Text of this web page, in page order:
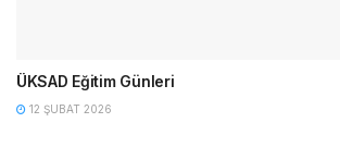
ÜKSAD Eğitim Günleri
12 ŞUBAT 2026